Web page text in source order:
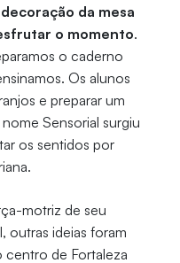
da mesa
o momento.
o caderno
Os alunos
e preparar um
Sensorial surgiu
os sentidos por
motriz de seu
outras ideias foram
de Fortaleza